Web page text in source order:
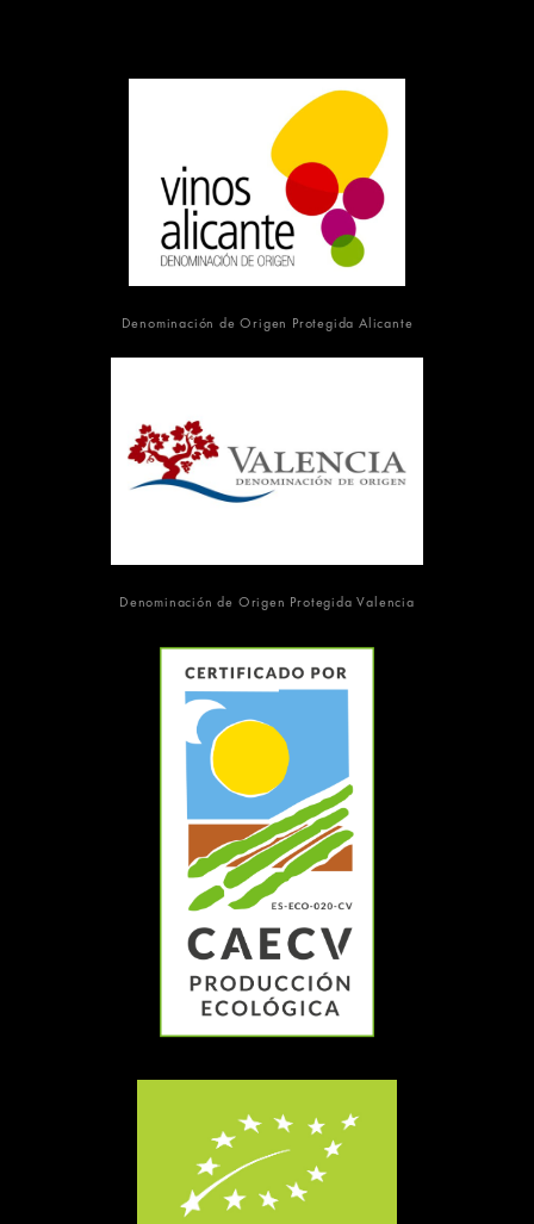
Denominación de Origen Protegida Alicante
Denominación de Origen Protegida Valencia